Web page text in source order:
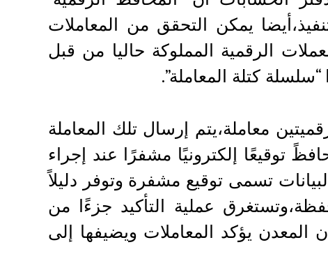
يمكن التحقق من المعاملات
الرقمية المملوكة حاليا من قبل
كتلة المعاملة”.
معاملة،يتم إرسال تلك المعاملة
توقيعًا إلكترونيًا مشفرًا عند إجراء
تسمى توقيع مشفرة وتوفر دليلاً
عملية التأكيد جزءًا من
يؤكد المعاملات ويضيفها إلى